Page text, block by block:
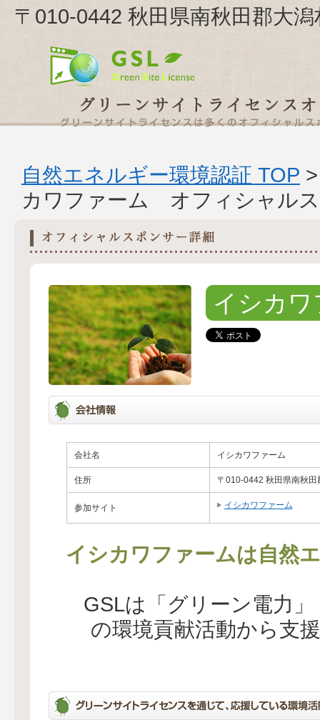
〒010-0442 秋田県南秋田郡大
自然エネルギー環境認証 TOP
カワファーム オフィシャル
イシカ
会社名 イシカワファーム
住所 〒010-0442 秋田県南秋
参加サイト イシカワファーム
イシカワファームは自然
GSLは「グリーン電力
の環境貢献活動から支